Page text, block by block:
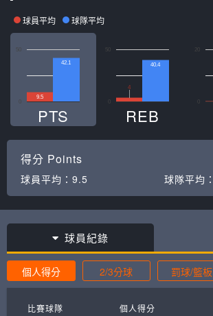
球員平均 球隊平均
50
9.5
42.1
PTS
50
4
40.4
REB
20
得分 Points
球員平均： 9.5 球隊平均：
球員紀錄
個人得分 2/3分球 罰球/籃板
比賽球隊 個人得分